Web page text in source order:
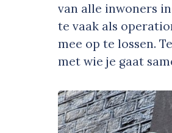
van alle inwoners
te vaak als
mee op te lossen.
met wie je gaat